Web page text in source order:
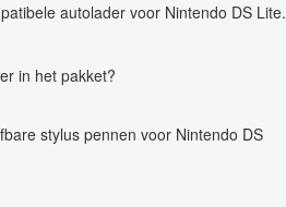
autolader voor Nintendo DS Lite.
in het pakket?
stylus pennen voor Nintendo DS